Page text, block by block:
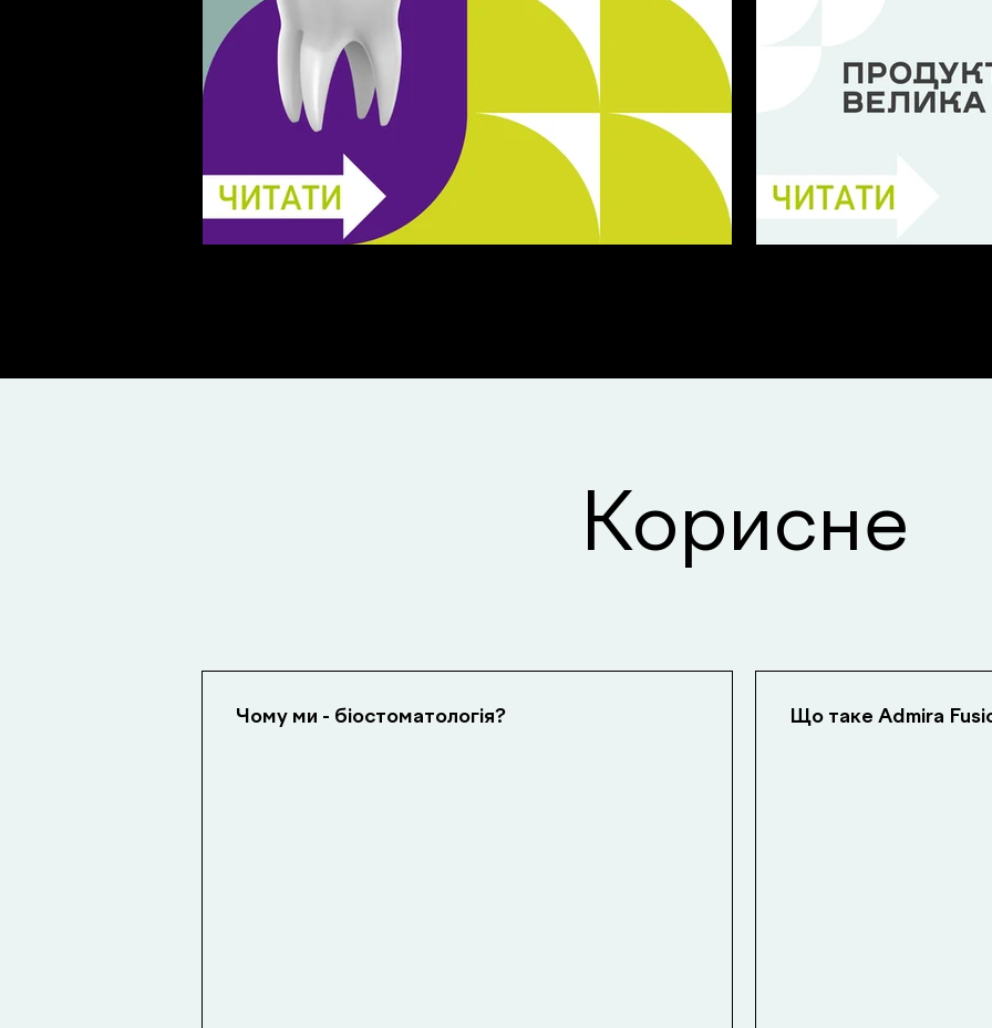
Корисне
Чому ми - біостоматологія? Що таке Admira